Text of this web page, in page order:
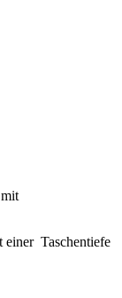
mit
einer Taschentiefe